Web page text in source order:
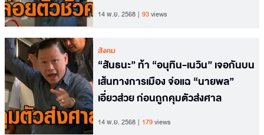
14 พ.ย. 2568 93views
สังคม
“สันธนะ” ท้า “อนุทิน-เนวิน” เจอกันบน
เส้นทางการเมือง จ่อแฉ “นายพล”
เอี่ยวส่วย ก่อนถูกคุมตัวส่งศาล
14 พ.ย. 2568 179views